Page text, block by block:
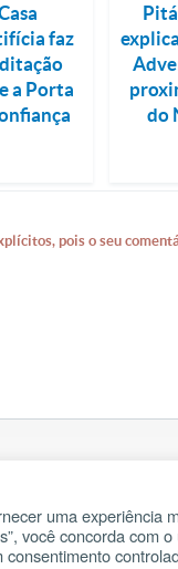
faz
a Porta
do
pois o seu
uma experiência
você concorda com